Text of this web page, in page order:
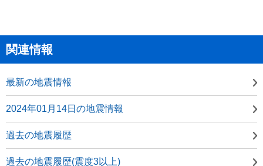
関連情報
最新の地震情報
2024年01月14日の地震情報
過去の地震履歴
過去の地震履歴(震度3以上)